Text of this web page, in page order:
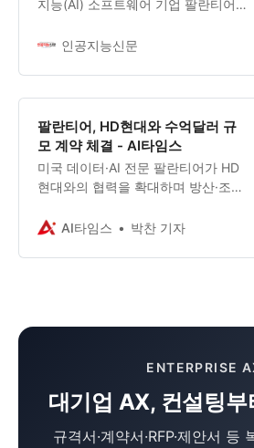
지능(AI) 소프트웨어 기업 팔란티어
이하, 팔란티어)와 손잡고 국내 인공
LG CNS는 미국 현지시간 11일, 팔란
티어 AIPCon 행사에 앞서 팔란티어와
전략적 파트너십 계약을 체결했다. 체
결식에는 LG CNS CEO 현신균 사장
과 팔란티어의 창업자 겸 CEO 알렉스
카프(Alex Karp) 등 양사 주요 경영진
이 참석했다. 팔란티어는 기업 내 분
반 운영 체계를 구축
인공지능신문
팔란티어, HD현대와 수억달러 규
모 계약 체결 - AI타임스
미국 데이터·AI 전문 팔란티어가 HD
현대와의 협력을 확대하며 방산·조선
있다. 로이터는 20일(현지시간) 팔란
AI타임스 박찬 기자
ENTERPRISE
대기업 AX, 컨설팅부
규격서·계약서·RFP·제안서 등